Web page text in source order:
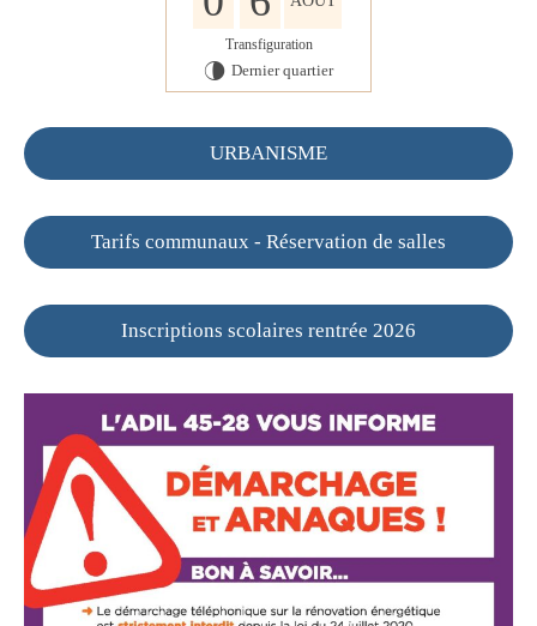
Transfiguration
U Dernier quartier
URBANISME
Tarifs communaux - Réservation de salles
Inscriptions scolaires rentrée 2026